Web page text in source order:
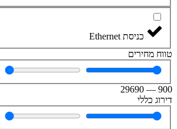
כניסת Ethernet
טווח מחירים
900
—
29690
דירוג כללי